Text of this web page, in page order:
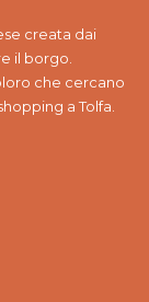
creata dai
il borgo.
che cercano
a Tolfa.